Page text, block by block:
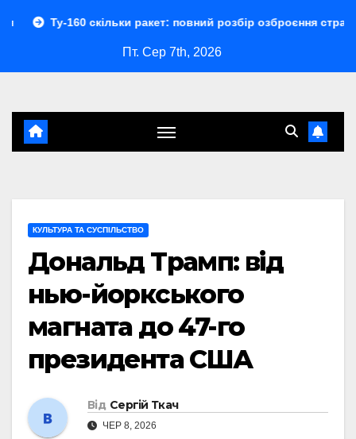
скільки ракет: повний розбір озброєння стратегічного
Пт. Сер 7th, 2026
КУЛЬТУРА ТА СУСПІЛЬСТВО
Дональд Трамп: від
нью-йоркського
магната до 47-го
президента США
Від Сергій Ткач
ЧЕР 8, 2026